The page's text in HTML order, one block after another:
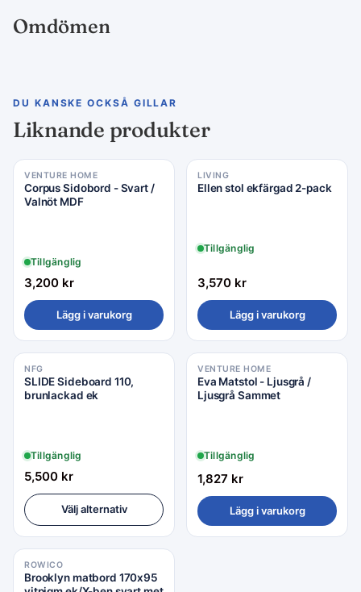
Omdömen
DU KANSKE OCKSÅ GILLAR
Liknande produkter
VENTURE HOME
Corpus Sidobord - Svart /
Valnöt MDF
Tillgänglig
3,200 kr
Lägg i varukorg
LIVING
Ellen stol ekfärgad 2-pack
Tillgänglig
3,570 kr
Lägg i varukorg
NFG
SLIDE Sideboard 110,
brunlackad ek
Tillgänglig
5,500 kr
Välj alternativ
VENTURE HOME
Eva Matstol - Ljusgrå /
Ljusgrå Sammet
Tillgänglig
1,827 kr
Lägg i varukorg
ROWICO
Brooklyn matbord 170x95